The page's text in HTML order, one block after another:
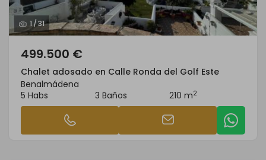
1/31
499.500 €
Chalet adosado en Calle Ronda del Golf Este
Benalmádena
5 Habs
3 Baños 210 m2